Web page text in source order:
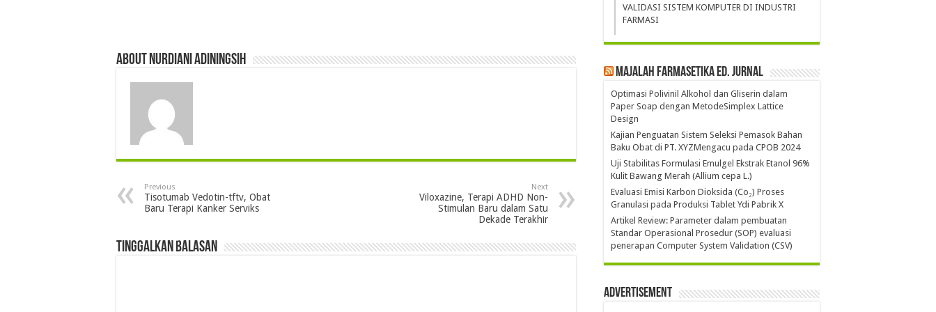
About Nurdiani Adiningsih
Previous
Tisotumab Vedotin-tftv, Obat
Baru Terapi Kanker Serviks
Next
Viloxazine, Terapi ADHD Non-
Stimulan Baru dalam Satu
Dekade Terakhir
Tinggalkan Balasan
VALIDASI SISTEM KOMPUTER DI INDUSTRI
FARMASI
Majalah Farmasetika Ed. Jurnal
Optimasi Polivinil Alkohol dan Gliserin dalam
Paper Soap dengan MetodeSimplex Lattice
Design
Kajian Penguatan Sistem Seleksi Pemasok Bahan
Baku Obat di PT. XYZMengacu pada CPOB 2024
Uji Stabilitas Formulasi Emulgel Ekstrak Etanol 96%
Kulit Bawang Merah (Allium cepa L.)
Evaluasi Emisi Karbon Dioksida (Co₂) Proses
Granulasi pada Produksi Tablet Ydi Pabrik X
Artikel Review: Parameter dalam pembuatan
Standar Operasional Prosedur (SOP) evaluasi
penerapan Computer System Validation (CSV)
Advertisement